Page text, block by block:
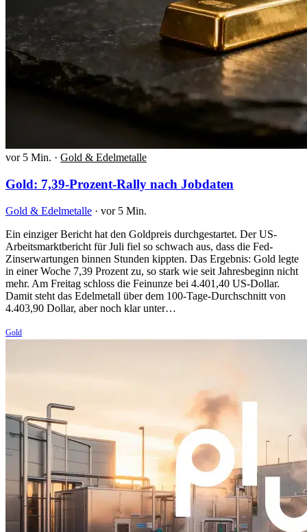
vor 5 Min. · Gold & Edelmetalle
Gold: 7,39-Prozent-Rally nach Jobdaten
Gold & Edelmetalle · vor 5 Min.
Ein einziger Bericht hat den Goldpreis durchgestartet. Der US-
Arbeitsmarktbericht für Juli fiel so schwach aus, dass die Fed-
Zinserwartungen binnen Stunden kippten. Das Ergebnis: Gold legte
in einer Woche 7,39 Prozent zu, so stark wie seit Jahresbeginn nicht
mehr. Am Freitag schloss die Feinunze bei 4.401,40 US-Dollar.
Damit steht das Edelmetall über dem 100-Tage-Durchschnitt von
4.403,90 Dollar, aber noch klar unter…
Gold